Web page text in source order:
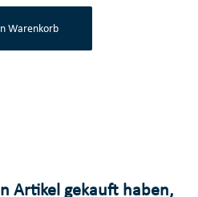
Warenkorb
Artikel gekauft haben,